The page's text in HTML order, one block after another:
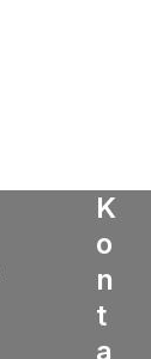
K
o
n
t
a